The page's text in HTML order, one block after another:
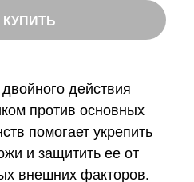
КУПИТЬ
действия
против основных
помогает укрепить
и защитить ее от
внешних факторов.